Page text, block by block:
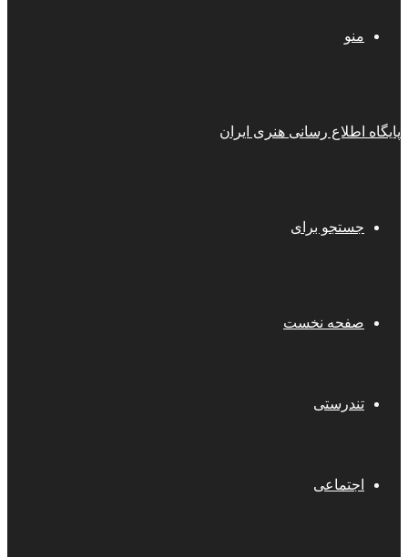
منو
پایگاه اطلاع رسانی هنری ایران
جستجو برای
صفحه نخست
تندرستی
اجتماعی